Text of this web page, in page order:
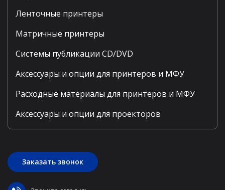
Ленточные принтеры
Матричные принтеры
Системы публикации CD/DVD
Аксессуары и опции для принтеров и МФУ
Расходные материалы для принтеров и МФУ
Аксессуары и опции для проекторов
Заказать звонок